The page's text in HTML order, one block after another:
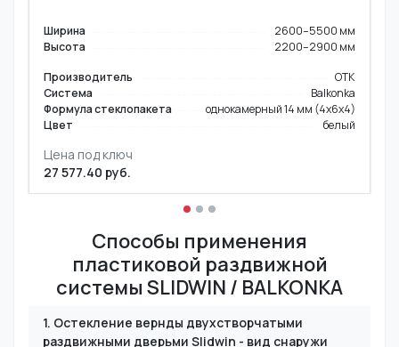
Ширина
2600–5500 мм
Высота
2200–2900 мм
Производитель
OTK
Система
Balkonka
Формула стеклопакета
однокамерный 14 мм (4х6х4)
Цвет
белый
Цена под ключ
27 577.40 руб.
Способы применения
пластиковой раздвижной
системы SLIDWIN / BALKONKA
1. Остекление вернды двухстворчатыми
раздвижными дверьми Slidwin - вид снаружи